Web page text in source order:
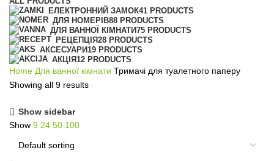
ЕЛЕКТРОННИЙ ЗАМОК41 PRODUCTS
ДЛЯ НОМЕРІВ88 PRODUCTS
ДЛЯ ВАННОЇ КІМНАТИ75 PRODUCTS
РЕЦЕПЦІЯ28 PRODUCTS
АКСЕСУАРИ19 PRODUCTS
АКЦІЯ12 PRODUCTS
Home Для ванної кімнати Тримачі для туалетного паперу
Showing all 9 results
Show sidebar
Show 9 24 50 100